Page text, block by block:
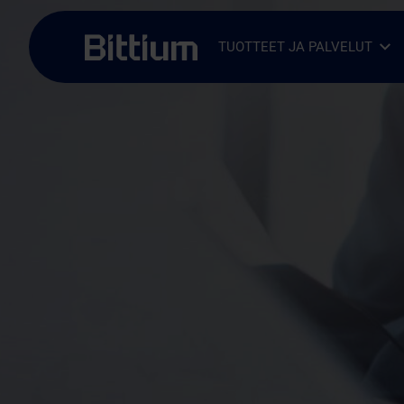
Siirry sisältöön
TUOTTEET JA PALVELUTAvaa alavalikko
Sulje alavalikko